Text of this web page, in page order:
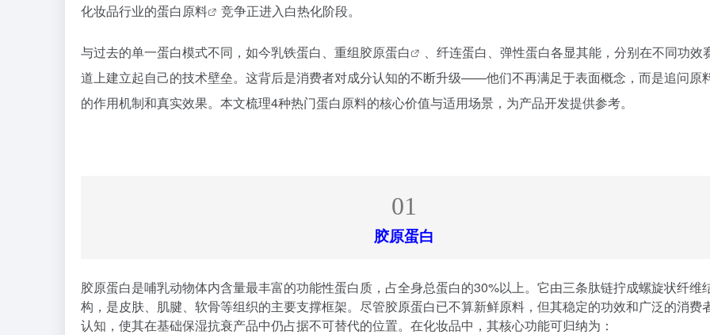
化妆品行业的蛋白原料 竞争正进入白热化阶段。
与过去的单一蛋白模式不同，如今乳铁蛋白、 重组胶原蛋白
、纤连蛋白、弹性蛋白各显其能，分别在不同功效
道上建立起自己的技术壁垒。这背后是消费者对成分认知的不断升级——他们不再满足于表面概念，而是追问原
的作用机制和真实效果。本文梳理4种热门蛋白原料的核心价值与适用场景，为产品开发提供参考。
01
胶原蛋白
胶原蛋白是哺乳动物体内含量最丰富的功能性蛋白质，占全身总蛋白的30%以上。它由三条肽链拧成螺旋状纤维
构，是皮肤、肌腱、软骨等组织的主要支撑框架。尽管胶原蛋白已不算新鲜原料，但其稳定的功效和广泛的消费
认知，使其在基础保湿抗衰产品中仍占据不可替代的位置。在化妆品中，其核心功能可归纳为：